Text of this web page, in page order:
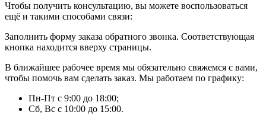
Чтобы получить консультацию, вы можете воспользоваться
ещё и такими способами связи:
Заполнить форму заказа обратного звонка. Соответствующая
кнопка находится вверху страницы.
В ближайшее рабочее время мы обязательно свяжемся с вами,
чтобы помочь вам сделать заказ. Мы работаем по графику:
Пн-Пт с 9:00 до 18:00;
Сб, Вс с 10:00 до 15:00.